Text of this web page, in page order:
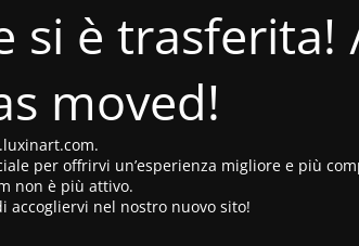
si è trasferita!
moved!
per offrirvi un’esperienza migliore e più
non è più attivo.
accogliervi nel nostro nuovo sito!